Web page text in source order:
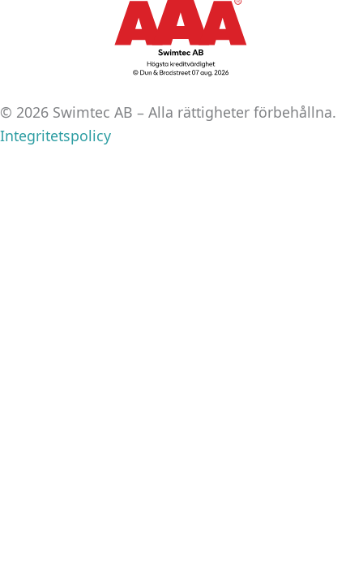
© 2026 Swimtec AB – Alla rättigheter förbehållna.
Integritetspolicy